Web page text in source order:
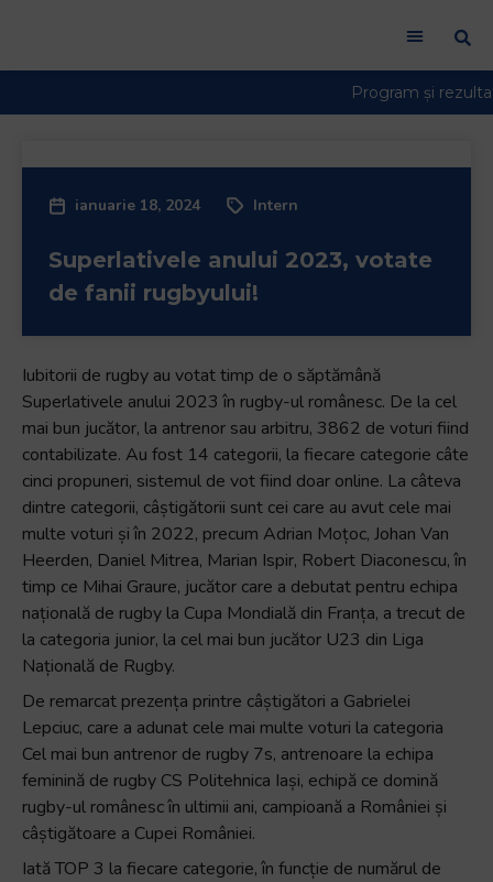
ianuarie 18, 2024 Intern
Superlativele anului 2023, votate
de fanii rugbyului!
Iubitorii de rugby au votat timp de o săptămână
Superlativele anului 2023 în rugby-ul românesc. De la cel
mai bun jucător, la antrenor sau arbitru, 3862 de voturi fiind
contabilizate. Au fost 14 categorii, la fiecare categorie câte
cinci propuneri, sistemul de vot fiind doar online. La câteva
dintre categorii, câștigătorii sunt cei care au avut cele mai
multe voturi și în 2022, precum Adrian Moțoc, Johan Van
Heerden, Daniel Mitrea, Marian Ispir, Robert Diaconescu, în
timp ce Mihai Graure, jucător care a debutat pentru echipa
națională de rugby la Cupa Mondială din Franța, a trecut de
la categoria junior, la cel mai bun jucător U23 din Liga
Națională de Rugby.
De remarcat prezența printre câștigători a Gabrielei
Lepciuc, care a adunat cele mai multe voturi la categoria
Cel mai bun antrenor de rugby 7s, antrenoare la echipa
feminină de rugby CS Politehnica Iași, echipă ce domină
rugby-ul românesc în ultimii ani, campioană a României și
câștigătoare a Cupei României.
Iată TOP 3 la fiecare categorie, în funcție de numărul de